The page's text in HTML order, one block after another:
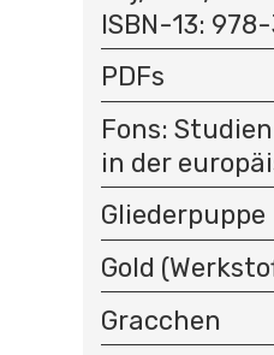
ISBN-13:
PDFs
Fons:
in der
Gliederpuppe
Gold
Gracchen